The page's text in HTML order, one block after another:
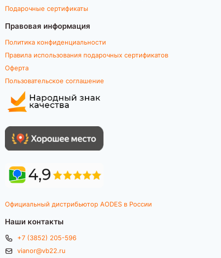
Подарочные сертификаты
Правовая информация
Политика конфиденциальности
Правила использования подарочных сертификатов
Оферта
Пользовательское соглашение
Официальный дистрибьютор AODES в России
Наши контакты
+7 (3852) 205-596
vianor@vb22.ru